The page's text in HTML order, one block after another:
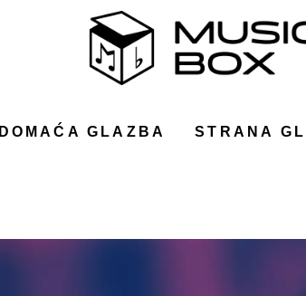
DOMAĆA GLAZBA STRANA